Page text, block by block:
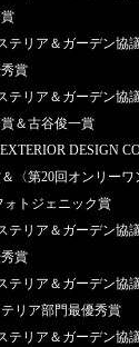
テリア＆ガーデン協
賞
テリア＆ガーデン協
＆古谷俊一賞
DESIGN
〈第20回オンリー
ォトジェニック賞
テリア＆ガーデン協
賞
テリア＆ガーデン協
リア部門最優秀賞
テリア＆ガーデン協